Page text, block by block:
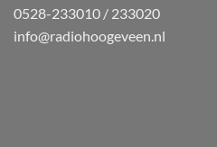
0528-233010 / 233020
info@radiohoogeveen.nl